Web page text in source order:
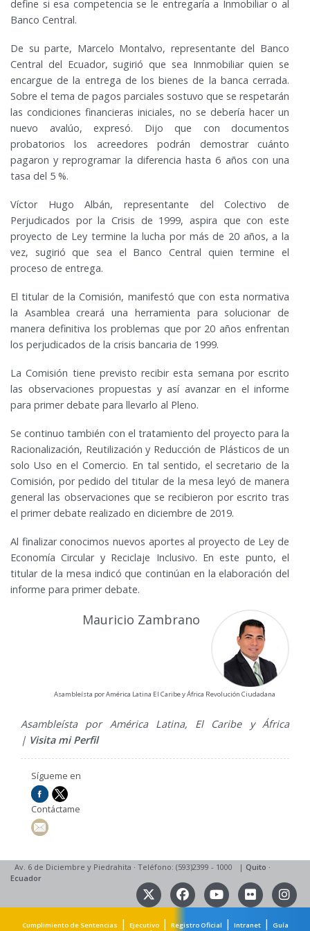
define si esa competencia se le entregaría a Inmobiliar o al
Banco Central.
De su parte, Marcelo Montalvo, representante del Banco
Central del Ecuador, sugirió que sea Innmobiliar quien se
encargue de la entrega de los bienes de la banca cerrada.
Sobre el tema de pagos parciales sostuvo que se respetarán
las condiciones financieras iniciales, no se debería hacer un
nuevo avalúo, expresó. Dijo que con documentos
probatorios los acreedores podrán demostrar cuánto
pagaron y reprogramar la diferencia hasta 6 años con una
tasa del 5 %.
Víctor Hugo Albán, representante del Colectivo de
Perjudicados por la Crisis de 1999, aspira que con este
proyecto de Ley termine la lucha por más de 20 años, a la
vez, sugirió que sea el Banco Central quien termine el
proceso de entrega.
El titular de la Comisión, manifestó que con esta normativa
la Asamblea creará una herramienta para solucionar de
manera definitiva los problemas que por 20 años enfrentan
los perjudicados de la crisis bancaria de 1999.
La Comisión tiene previsto recibir esta semana por escrito
las observaciones propuestas y así avanzar en el informe
para primer debate para llevarlo al Pleno.
Se continuo también con el tratamiento del proyecto para la
Racionalización, Reutilización y Reducción de Plásticos de un
solo Uso en el Comercio. En tal sentido, el secretario de la
Comisión, por pedido del titular de la mesa leyó de manera
general las observaciones que se recibieron por escrito tras
el primer debate realizado en diciembre de 2019.
Al finalizar conocimos nuevos aportes al proyecto de Ley de
Economía Circular y Reciclaje Inclusivo. En este punto, el
titular de la mesa indicó que continúan en la elaboración del
informe para primer debate.
Mauricio Zambrano
Asambleísta por América Latina El Caribe y África Revolución Ciudadana
Asambleísta por América Latina, El Caribe y África
| Visita mi Perfil
Sígueme en
Contáctame
Av. 6 de Diciembre y Piedrahita · Teléfono: (593)2399 - 1000 | Quito ·
Ecuador
Cumplimiento de Sentencias | Ejecutivo| Registro Oficial | Intranet| Guía